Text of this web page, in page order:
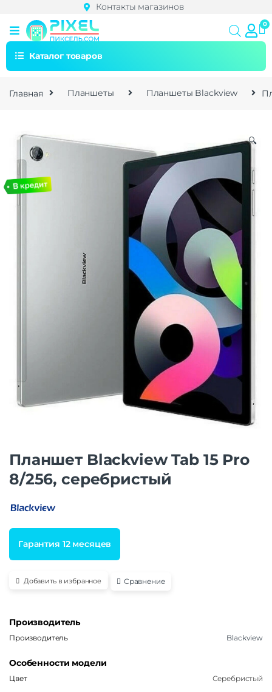
Контакты магазинов
Каталог товаров
Главная Планшеты Планшеты Blackview
🔍
Планшет Blackview Tab 15 Pro
8/256, серебристый
Гарантия 12 месяцев
Добавить в избранное Сравнение
Производитель
Производитель Blackview
Особенности модели
Цвет Серебристый